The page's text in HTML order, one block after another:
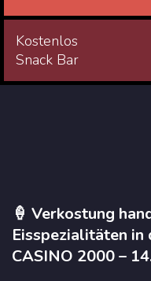
Kostenlos
Snack Bar
🍦 Verkostung
Eisspezialitäten in
CASINO 2000 –